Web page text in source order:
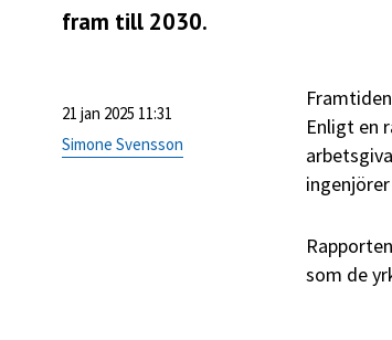
fram till 2030.
21 jan 2025 11:31
Simone Svensson
Enligt en
som de